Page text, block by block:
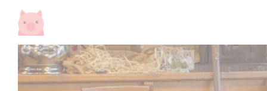
Personnalisation de vos choix en matière de cookies